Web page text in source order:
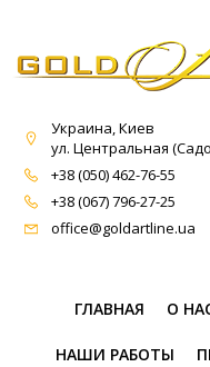
Украина, Киев
ул. Центральная
+38 (050) 462-76-55
+38 (067) 796-27-25
office@goldartline.ua
ГЛАВНАЯ О
НАШИ РАБОТЫ